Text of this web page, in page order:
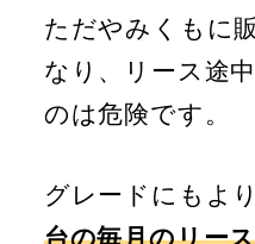
ただやみくもに
なり、リース途
のは危険です。
グレードにもよ
台の毎月のリー